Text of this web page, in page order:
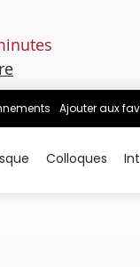
Ajouter aux
Colloques